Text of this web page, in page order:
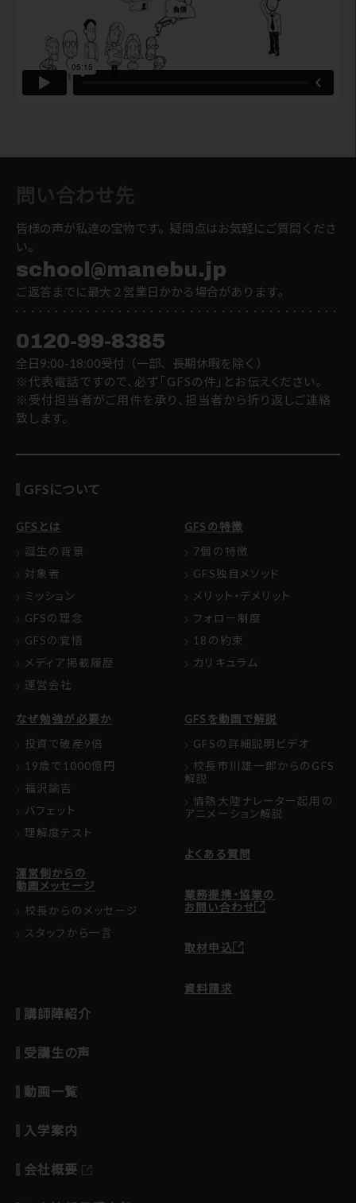
皆様の声が私達の宝物です。疑問点はお気軽にご質問くださ
い。
school@manebu.jp
ご返答までに最大２営業日かかる場合があります。
0120-99-8385
全日9:00-18:00受付（一部、長期休暇を除く）
※代表電話ですので、必ず「GFSの件」とお伝えください。
※受付担当者がご用件を承り、担当者から折り返しご連絡
致します。
GFSについて
GFSとは
誕生の背景
対象者
ミッション
GFSの理念
GFSの覚悟
メディア掲載履歴
運営会社
GFSの特徴
7個の特徴
GFS独自メソッド
メリット・デメリット
フォロー制度
18の約束
カリキュラム
なぜ勉強が必要か
投資で破産9倍
19歳で1000億円
福沢諭吉
バフェット
理解度テスト
運営側からの
動画メッセージ
校長からのメッセージ
スタッフから一言
GFSを動画で解説
GFSの詳細説明ビデオ
校長市川雄一郎からのGFS
解説
情熱大陸ナレーター起用の
アニメーション解説
よくある質問
業務提携・協業の
お問い合わせ
取材申込
資料請求
講師陣紹介
受講生の声
動画一覧
入学案内
会社概要